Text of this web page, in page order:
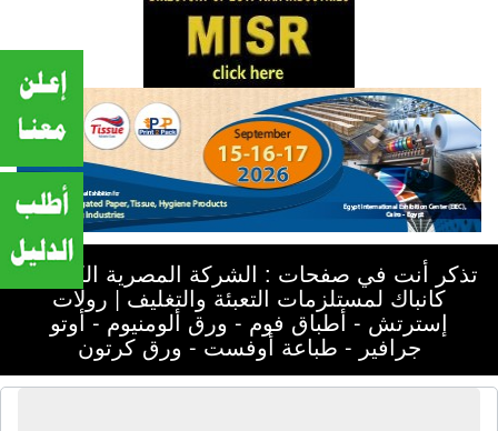
تذكر أنت في صفحات : الشركة المصرية الكندية -
كانباك لمستلزمات التعبئة والتغليف | رولات
إسترتش - أطباق فوم - ورق ألومنيوم - أوتو
جرافير - طباعة أوفست - ورق كرتون